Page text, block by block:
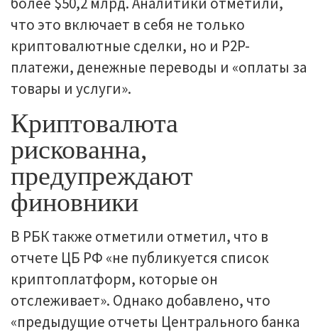
что это включает в себя не только
криптовалютные сделки, но и P2P-
платежи, денежные переводы и «оплаты за
товары и услуги».
Криптовалюта
рискованна,
предупреждают
финовники
В РБК также отметили отметил, что в
отчете ЦБ РФ «не публикуется список
криптоплатформ, которые он
отслеживает». Однако добавлено, что
«предыдущие отчеты Центрального банка